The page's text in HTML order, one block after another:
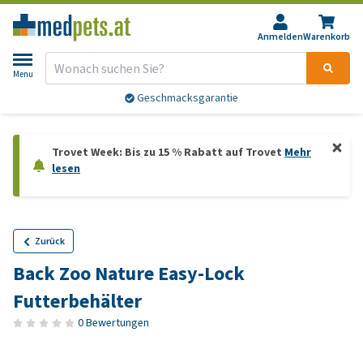
AnmeldenWarenkorb
Menu
Geschmacksgarantie
Trovet Week: Bis zu 15 % Rabatt auf Trovet Mehr
lesen
Zurück
Back Zoo Nature Easy-Lock
Futterbehälter
0 Bewertungen